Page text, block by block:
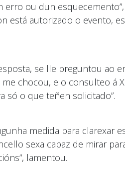
erro ou dun
está autorizado o evento,
se lle preguntou ao
chocou, e o consulteo á
só o que teñen solicitado”.
medida para clarexar
sexa capaz de mirar
lamentou.